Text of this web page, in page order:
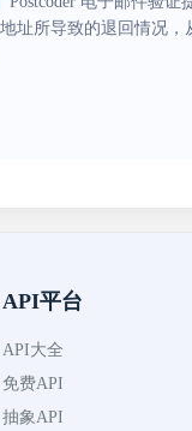
址所导致的退回情况
API平台
API大全
免费API
抽象API